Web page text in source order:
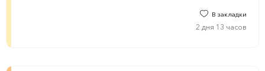
В закладки
2 дня 13 часов